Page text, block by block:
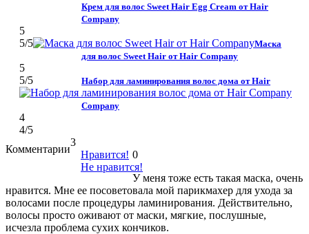
Крем для волос Sweet Hair Egg Cream от Hair
Company
5
5/5
Маска
для волос Sweet Hair от Hair Company
5
5/5 Набор для ламинирования волос дома от Hair
Company
4
4/5
Комментарии
3
Нравится!
Не нравится!
0
У меня тоже есть такая маска, очень
нравится. Мне ее посоветовала мой парикмахер для ухода за
волосами после процедуры ламинирования. Действительно,
волосы просто оживают от маски, мягкие, послушные,
исчезла проблема сухих кончиков.